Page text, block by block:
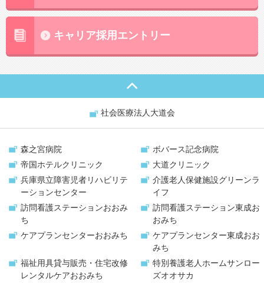
キャリア採用エントリー
社会医療法人大道会
森之宮病院
ボバース記念病院
帝国ホテルクリニック
大道クリニック
兵庫県立障害児者リハビリテ
ーションセンター
介護老人保健施設グリーンラ
イフ
訪問看護ステーションおおみ
ち
訪問看護ステーション東成お
おみち
ケアプランセンターおおみち ケアプランセンター東成おお
みち
福祉用具貸与販売・ 住宅改修
レンタルケアおおみち
特別養護老人ホームサンロー
ズオオサカ